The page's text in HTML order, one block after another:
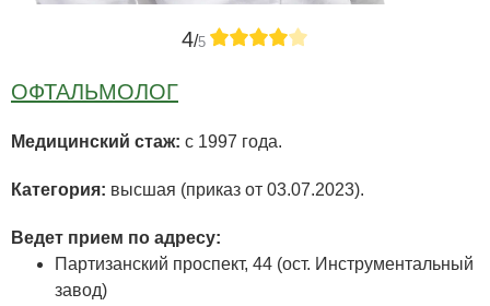
4/5
ОФТАЛЬМОЛОГ
Медицинский стаж: с 1997 года.
Категория: высшая (приказ от 03.07.2023).
Ведет прием по адресу:
Партизанский проспект, 44 (ост. Инструментальный
завод)